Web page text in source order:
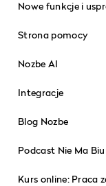
Nowe funkcje i
Strona pomocy
Nozbe AI
Integracje
Blog Nozbe
Podcast Nie Ma
Kurs online: Praca